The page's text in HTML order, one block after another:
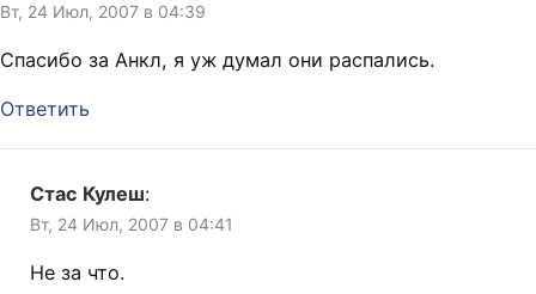
Вт, 24 Июл, 2007 в 04:39
Спасибо за Анкл, я уж думал они распались.
Ответить
Стас Кулеш:
Вт, 24 Июл, 2007 в 04:41
Не за что.